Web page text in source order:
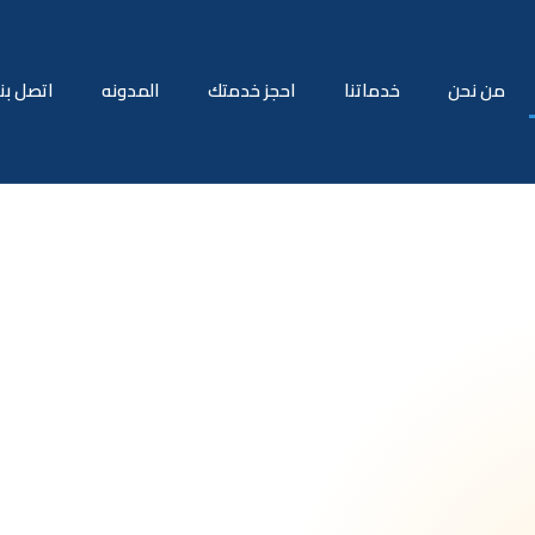
من نحن خدماتنا احجز خدمتك المدونه اتصل